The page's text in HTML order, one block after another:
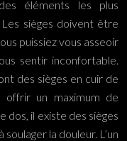
éléments les plus
sièges doivent être
puissiez vous asseoir
sentir inconfortable.
des sièges en cuir de
offrir un maximum de
dos, il existe des sièges
la douleur. L’un